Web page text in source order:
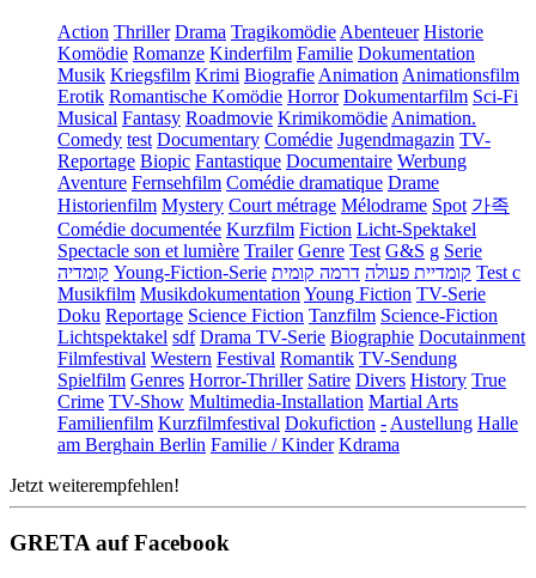
Action Thriller Drama Tragikomödie Abenteuer Historie
Komödie Romanze Kinderfilm Familie Dokumentation
Musik Kriegsfilm Krimi Biografie Animation Animationsfilm
Erotik Romantische Komödie Horror Dokumentarfilm Sci-Fi
Musical Fantasy Roadmovie Krimikomödie Animation.
Comedy test Documentary Comédie Jugendmagazin TV-
Reportage Biopic Fantastique Documentaire Werbung
Aventure Fernsehfilm Comédie dramatique Drame
Historienfilm Mystery Court métrage Mélodrame Spot 가족
Comédie documentée Kurzfilm Fiction Licht-Spektakel
Spectacle son et lumière Trailer Genre Test G&S g Serie
קומדיה Young-Fiction-Serie קומדיית פעולה דרמה קומית
Test c
Musikfilm Musikdokumentation Young Fiction TV-Serie
Doku Reportage Science Fiction Tanzfilm Science-Fiction
Lichtspektakel sdf Drama TV-Serie Biographie Docutainment
Filmfestival Western Festival Romantik TV-Sendung
Spielfilm Genres Horror-Thriller Satire Divers History True
Crime TV-Show Multimedia-Installation Martial Arts
Familienfilm Kurzfilmfestival Dokufiction - Austellung Halle
am Berghain Berlin Familie / Kinder Kdrama
Jetzt weiterempfehlen!
GRETA auf Facebook